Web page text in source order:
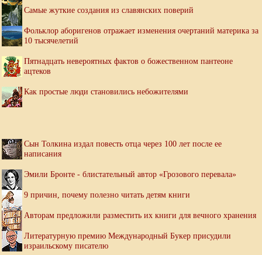
Самые жуткие создания из славянских поверий
Фольклор аборигенов отражает изменения очертаний материка за
10 тысячелетий
Пятнадцать невероятных фактов о божественном пантеоне
ацтеков
Как простые люди становились небожителями
Сын Толкина издал повесть отца через 100 лет после ее
написания
Эмили Бронте - блистательный автор «Грозового перевала»
9 причин, почему полезно читать детям книги
Авторам предложили разместить их книги для вечного хранения
Литературную премию Международный Букер присудили
израильскому писателю